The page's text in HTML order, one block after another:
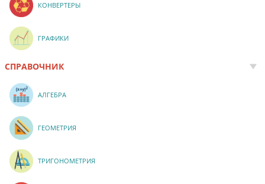
КОНВЕРТЕРЫ
ГРАФИКИ
СПРАВОЧНИК
АЛГЕБРА
ГЕОМЕТРИЯ
ТРИГОНОМЕТРИЯ